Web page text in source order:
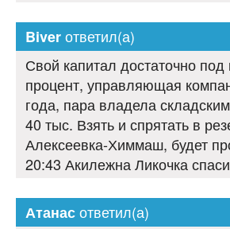
Biverответил(а)
Свой капитал достаточно
процент, управляющая
года, пара владела
40 тыс. Взять и спрятать в
Алексеевка-Химмаш, будет
20:43 Акилежна Ликочка
Атанасответил(а)